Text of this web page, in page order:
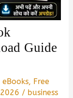
Guide
eBooks, Free
/ business